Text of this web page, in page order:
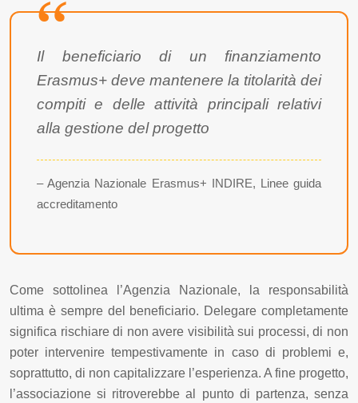
Il beneficiario di un finanziamento
Erasmus+ deve mantenere la titolarità dei
compiti e delle attività principali relativi
alla gestione del progetto
– Agenzia Nazionale Erasmus+ INDIRE, Linee guida
accreditamento
Come sottolinea l’Agenzia Nazionale, la responsabilità
ultima è sempre del beneficiario. Delegare completamente
significa rischiare di non avere visibilità sui processi, di non
poter intervenire tempestivamente in caso di problemi e,
soprattutto, di non capitalizzare l’esperienza. A fine progetto,
l’associazione si ritroverebbe al punto di partenza, senza